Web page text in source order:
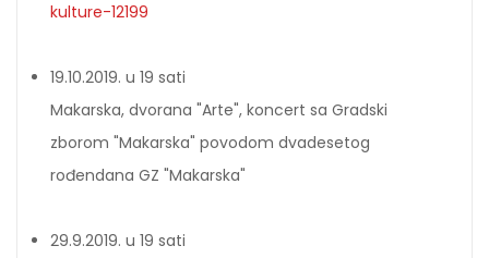
kulture-12199
19.10.2019. u 19 sati
Makarska, dvorana "Arte", koncert sa Gradski
zborom "Makarska" povodom dvadesetog
rođendana GZ "Makarska"
29.9.2019. u 19 sati